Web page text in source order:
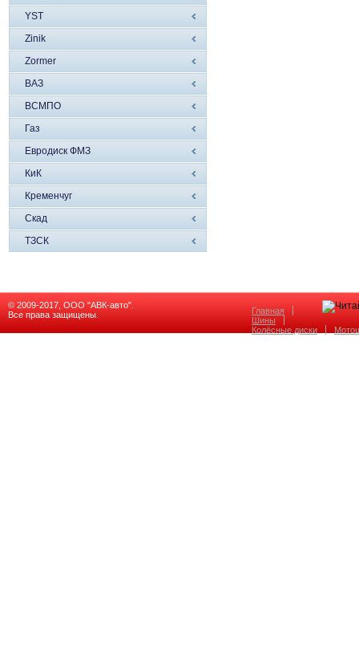
YST
Zinik
Zormer
ВАЗ
ВСМПО
Газ
Евродиск ФМЗ
КиК
Кременчуг
Скад
ТЗСК
© 2009-2017, ООО "АВК-авто".
Все права защищены.
Главная
Шины
Колёсные диски